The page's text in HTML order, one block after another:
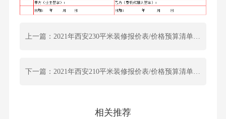
上一篇：2021年西安230平米装修报价表/价格预算清单/费用明细表
下一篇：2021年西安210平米装修报价表/价格预算清单/费用明细表
相关推荐